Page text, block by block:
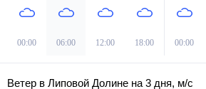
00:00 06:00 12:00 18:00 00:00
Ветер в Липовой Долине на 3 дня, м/с